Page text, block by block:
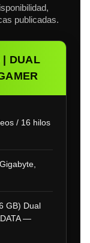
publicadas.
| DUAL
/ 16 hilos
GB) Dual
—